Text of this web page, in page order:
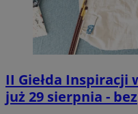
II Giełda Inspiracji
już 29 sierpnia -